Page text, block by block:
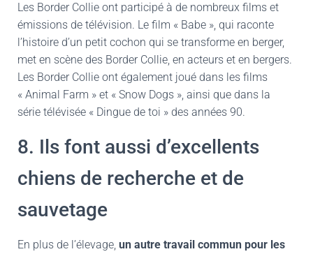
Les Border Collie ont participé à de nombreux films et
émissions de télévision. Le film « Babe », qui raconte
l’histoire d’un petit cochon qui se transforme en berger,
met en scène des Border Collie, en acteurs et en bergers.
Les Border Collie ont également joué dans les films
« Animal Farm » et « Snow Dogs », ainsi que dans la
série télévisée « Dingue de toi » des années 90.
8. Ils font aussi d’excellents
chiens de recherche et de
sauvetage
En plus de l’élevage, un autre travail commun pour les